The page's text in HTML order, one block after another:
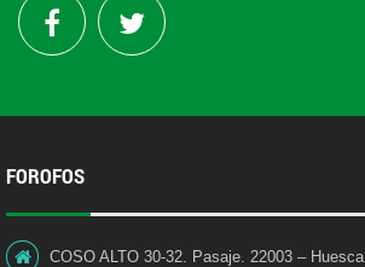
FOROFOS
COSO ALTO 30-32. Pasaje. 22003 – Huesca